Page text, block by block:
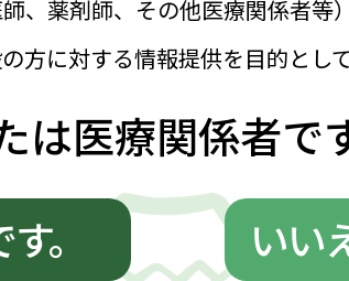
、それをどう解釈するかは誰も答え
てくるかもしれませんが、真理はど
ず、経済を考え、新聞を読むのが好
です。さまざまなジャンルの国内外